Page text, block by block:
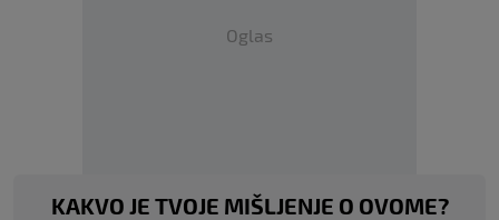
Oglas
KAKVO JE TVOJE MIŠLJENJE O OVOME?